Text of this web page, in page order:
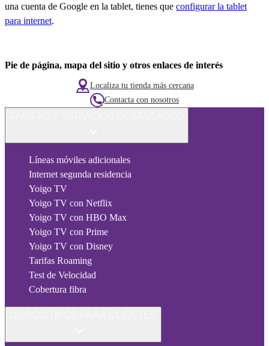
una cuenta de Google en la tablet, tienes que configurar la tablet
para internet.
Pie de página, mapa del sitio y otros enlaces de interés
Localiza tu tienda más cercana
Contacta con nosotros
Líneas móviles adicionales
Internet segunda residencia
Yoigo TV
Yoigo TV con Netflix
Yoigo TV con HBO Max
Yoigo TV con Prime
Yoigo TV con Disney
Tarifas Roaming
Test de Velocidad
Cobertura fibra